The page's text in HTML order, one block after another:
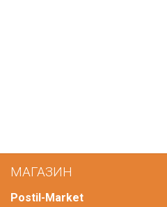
МАГАЗИН
Postil-Market